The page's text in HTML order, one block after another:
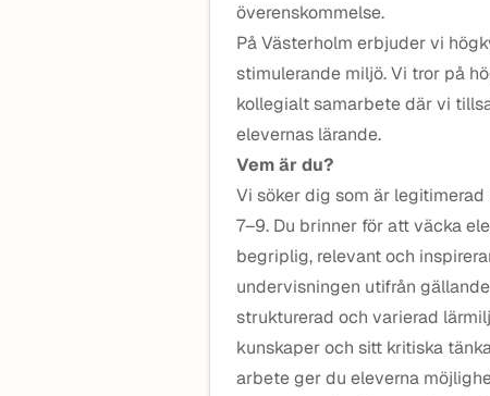
överenskommelse.
På Västerholm erbjuder vi
stimulerande miljö. Vi tror på
kollegialt samarbete där vi
elevernas lärande.
Vem är du?
Vi söker dig som är
7–9. Du brinner för att väcka
begriplig, relevant och
undervisningen utifrån
strukturerad och varierad
kunskaper och sitt kritiska
arbete ger du eleverna